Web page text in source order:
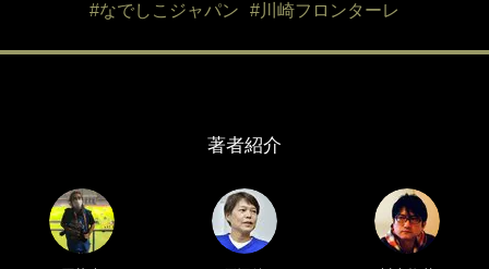
#なでしこジャパン
#川崎フロンターレ
著者紹介